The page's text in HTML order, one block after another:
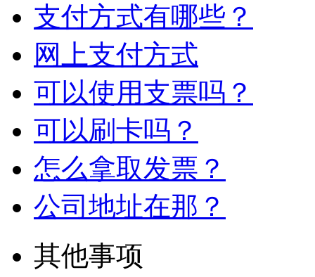
支付方式有哪些？
网上支付方式
可以使用支票吗？
可以刷卡吗？
怎么拿取发票？
公司地址在那？
其他事项